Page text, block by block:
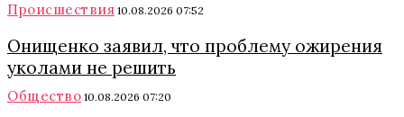
Происшествия 10.08.2026 07:52
Онищенко заявил, что проблему ожирения
уколами не решить
Общество 10.08.2026 07:20